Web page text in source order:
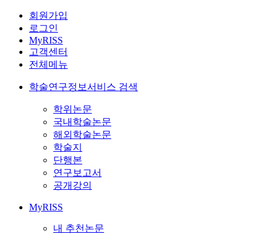
회원가입
로그인
MyRISS
고객센터
전체메뉴
학술연구정보서비스 검색
학위논문
국내학술논문
해외학술논문
학술지
단행본
연구보고서
공개강의
MyRISS
내 추천논문